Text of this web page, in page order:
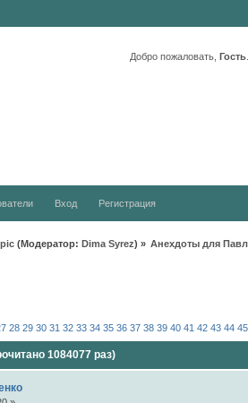
Добро пожаловать, Гость
Вход Регистрация
(Модератор: Dima Syrez) » Анехдоты для
28 29 30 31 32 33 34 35 36 37 38 39 40 41 42 43 44 45
1084077 раз)